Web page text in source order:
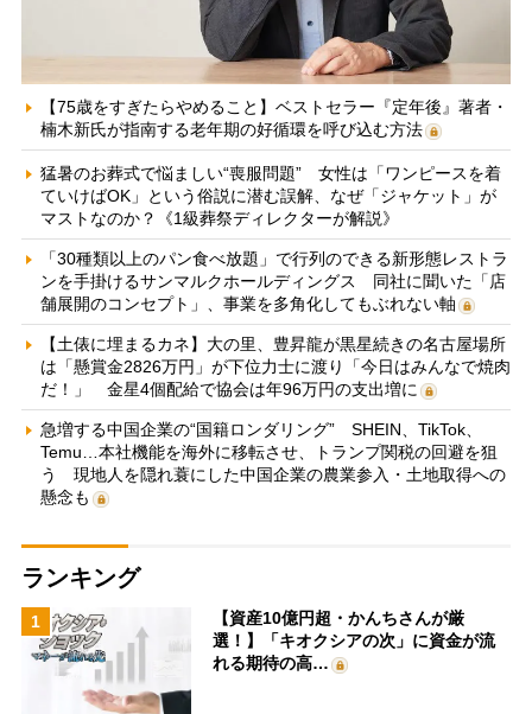
【75歳をすぎたらやめること】ベストセラー『定年後』著者・
楠木新氏が指南する老年期の好循環を呼び込む方法
猛暑のお葬式で悩ましい“喪服問題” 女性は「ワンピースを着
ていけばOK」という俗説に潜む誤解、なぜ「ジャケット」が
マストなのか？《1級葬祭ディレクターが解説》
「30種類以上のパン食べ放題」で行列のできる新形態レストラ
ンを手掛けるサンマルクホールディングス 同社に聞いた「店
舗展開のコンセプト」、事業を多角化してもぶれない軸
【土俵に埋まるカネ】大の里、豊昇龍が黒星続きの名古屋場所
は「懸賞金2826万円」が下位力士に渡り「今日はみんなで焼肉
だ！」 金星4個配給で協会は年96万円の支出増に
急増する中国企業の“国籍ロンダリング” SHEIN、TikTok、
Temu…本社機能を海外に移転させ、トランプ関税の回避を狙
う 現地人を隠れ蓑にした中国企業の農業参入・土地取得への
懸念も
ランキング
1
【資産10億円超・かんちさんが厳
選！】「キオクシアの次」に資金が流
れる期待の高…